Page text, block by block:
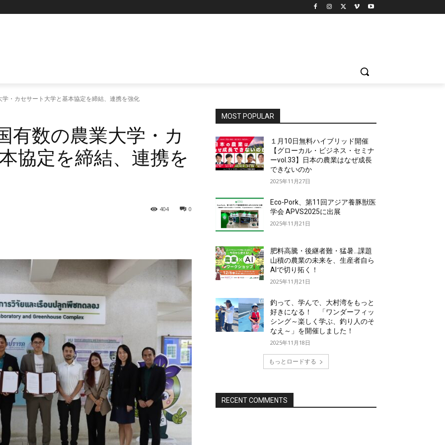
・カセサート大学と基本協定を締結、連携を強化
有数の農業大学・カ
協定を締結、連携を
0
404
MOST POPULAR
１月10日無料ハイブリッド開催
【グローカル・ビジネス・セミナ
ーvol.33】日本の農業はなぜ成長
できないのか
2025年11月27日
Eco-Pork、第11回アジア養豚獣医
学会 APVS2025に出展
2025年11月21日
肥料高騰・後継者難・猛暑…課題
山積の農業の未来を、生産者自ら
AIで切り拓く！
2025年11月21日
釣って、学んで、大村湾をもっと
好きになる！ 「ワンダーフィッ
シング～楽しく学ぶ、釣り人のそ
なえ～」を開催しました！
2025年11月18日
もっとロードする
RECENT COMMENTS